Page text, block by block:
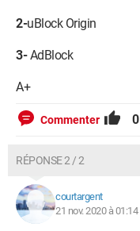
2-uBlock Origin
3-AdBlock
A+
Commenter 0
RÉPONSE 2 / 2
courtargent
21 nov. 2020 à 01:14